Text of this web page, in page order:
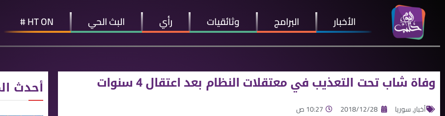
الأخبار البرامج وثائقيات رأي البث الحي HT ON #
وفاة شاب تحت التعذيب في معتقلات النظام بعد اعتقال 4 سنوات
أخبار,سوريا 2018/12/28 10:27 ص
أحدث